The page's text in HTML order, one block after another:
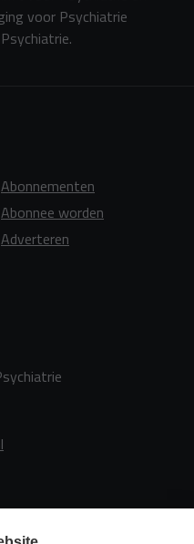
voor Psychiatrie
Abonnementen
Abonnee worden
Adverteren